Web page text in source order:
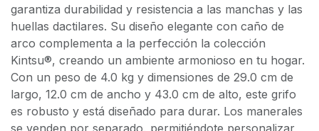
garantiza durabilidad y resistencia a las manchas y las
huellas dactilares. Su diseño elegante con caño de
arco complementa a la perfección la colección
Kintsu®, creando un ambiente armonioso en tu hogar.
Con un peso de 4.0 kg y dimensiones de 29.0 cm de
largo, 12.0 cm de ancho y 43.0 cm de alto, este grifo
es robusto y está diseñado para durar. Los manerales
se venden por separado, permitiéndote personalizar